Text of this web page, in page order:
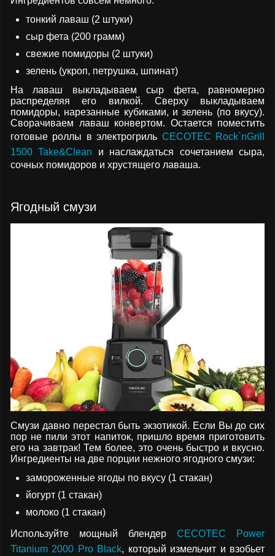
тонкий лаваш (2 штуки)
сыр фета (200 грамм)
свежие помидоры (2 штуки)
зелень (укроп, петрушка, шпинат)
На лаваш выкладываем сыр фета, равномерно
распределяя его вилкой. Сверху выкладываем
помидоры, нарезанные кубиками, и зелень (по вкусу).
Сворачиваем лаваш конвертом. Остается поместить
готовые роллы в электрогриль CECOTEC Rock`nGrill
1500 Take&Clean и наслаждаться сочетанием сыра,
сочных помидоров и хрустящего лаваша.
Ягодный смузи
Смузи давно перестал быть экзотикой. Если Вы до сих
пор не пили этот напиток, пришло время приготовить
его на завтрак! Тем более, это очень быстро и вкусно.
Ингредиенты на две порции нежного ягодного смузи:
замороженные ягоды по вкусу (1 стакан)
йогурт (1 стакан)
молоко (1 стакан)
Используйте мощный блендер CECOTEC Power
Titanium 2000 Pro Black, который измельчит и взобьет